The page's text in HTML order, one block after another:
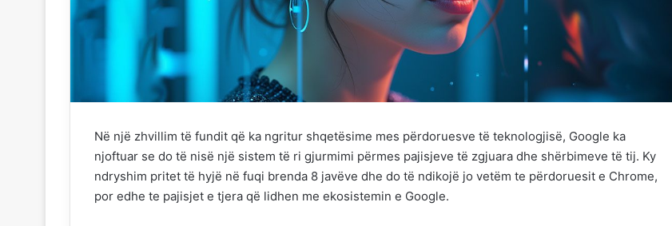
Në një zhvillim të fundit që ka ngritur shqetësime mes përdoruesve të teknologjisë, Google ka
njoftuar se do të nisë një sistem të ri gjurmimi përmes pajisjeve të zgjuara dhe shërbimeve të tij. Ky
ndryshim pritet të hyjë në fuqi brenda 8 javëve dhe do të ndikojë jo vetëm te përdoruesit e Chrome,
por edhe te pajisjet e tjera që lidhen me ekosistemin e Google.